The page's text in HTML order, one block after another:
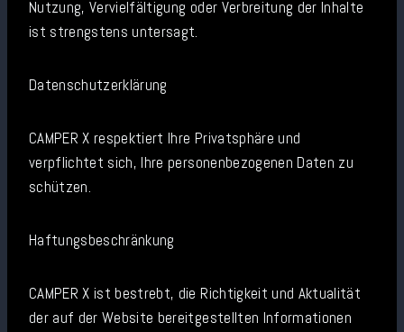
Nutzung, Vervielfältigung oder Verbreitung der Inhalte
ist strengstens untersagt.
Datenschutzerklärung
CAMPER X respektiert Ihre Privatsphäre und
verpflichtet sich, Ihre personenbezogenen Daten zu
schützen.
Haftungsbeschränkung
CAMPER X ist bestrebt, die Richtigkeit und Aktualität
der auf der Website bereitgestellten Informationen